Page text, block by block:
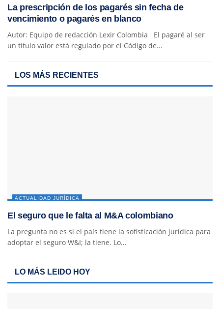
La prescripción de los pagarés sin fecha de
vencimiento o pagarés en blanco
Autor: Equipo de redacción Lexir Colombia El pagaré al ser
un título valor está regulado por el Código de...
LOS MÁS RECIENTES
ACTUALIDAD JURÍDICA
El seguro que le falta al M&A colombiano
La pregunta no es si el país tiene la sofisticación jurídica para
adoptar el seguro W&I; la tiene. Lo...
LO MÁS LEIDO HOY